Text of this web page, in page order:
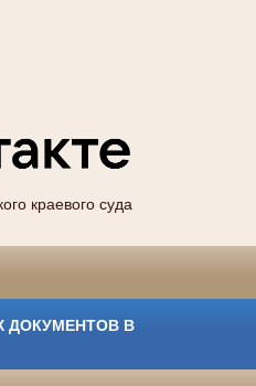
краевого суда
ДОКУМЕНТОВ В